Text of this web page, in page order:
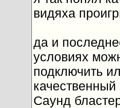
видяха
да и
условиях
подключить
Саунд